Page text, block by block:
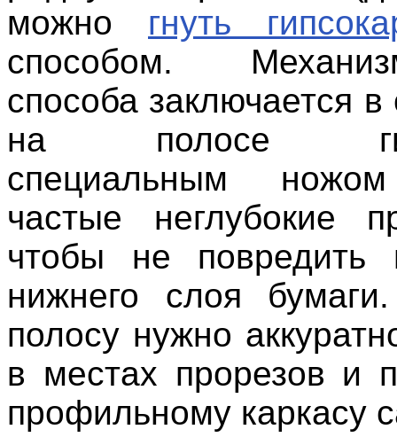
можно гнуть
способом.
способа заключается
на полосе
специальным
частые неглубокие
чтобы не повредить
нижнего слоя
полосу нужно
в местах прорезов и
профильному каркасу